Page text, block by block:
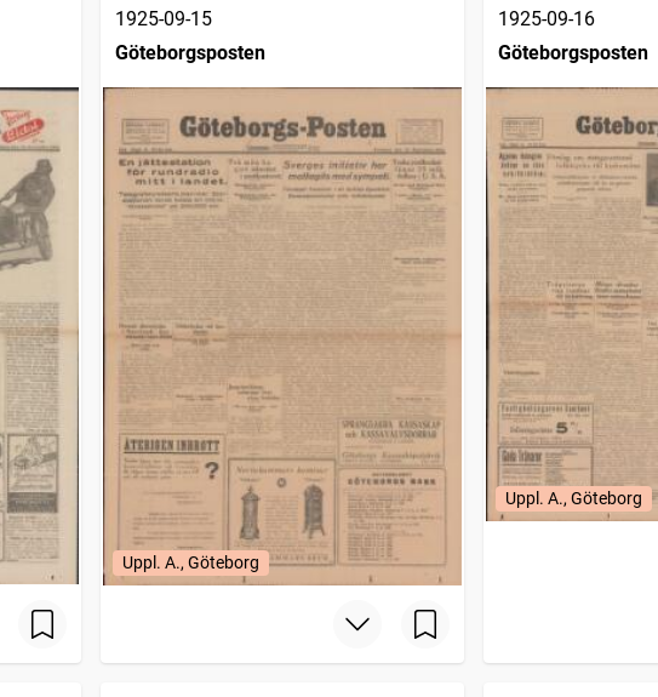
1925-09-15
Göteborgsposten
Uppl. A., Göteborg
1925-09-16
Göteborgsposten
Uppl. A., Göteborg